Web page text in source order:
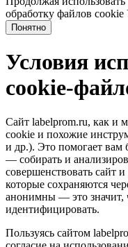
обработку файлов cookie
Понятно
Условия
cookie-
Сайт labelprom.ru, как и
cookie и похожие
и др.). Это помогает вам
— собирать и
совершенствовать сайт
которые сохраняются
анонимны — это значит,
идентифицировать.
Пользуясь сайтом